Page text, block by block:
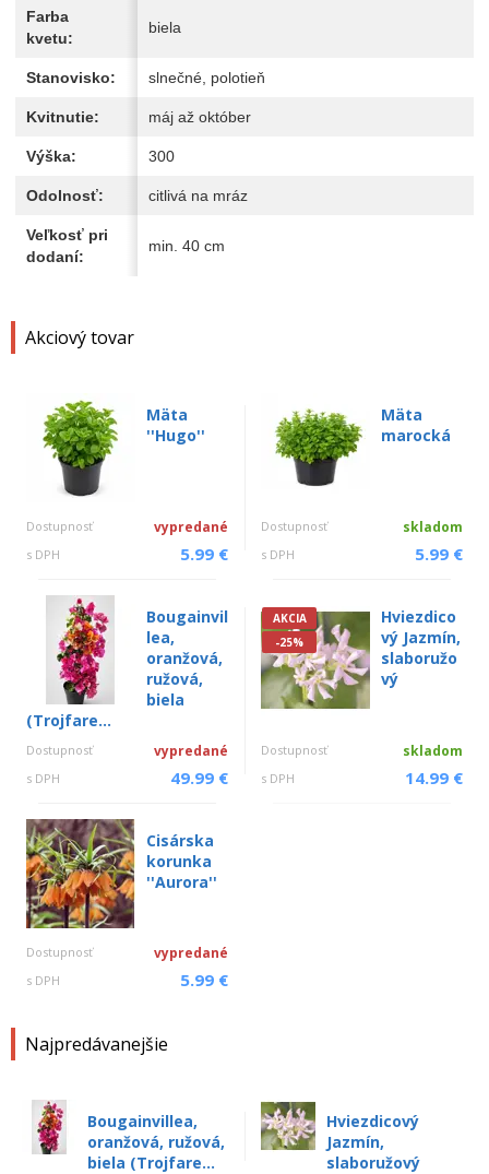
Akciový tovar
Mäta
''Hugo''
Dostupnosť vypredané
s DPH 5.99 €
Mäta
marocká
Dostupnosť skladom
s DPH 5.99 €
Bougainvil
lea,
oranžová,
ružová,
biela
(Trojfare...
Dostupnosť vypredané
s DPH 49.99 €
AKCIA
-25%
Hviezdico
vý Jazmín,
slaboružo
vý
Dostupnosť skladom
s DPH 14.99 €
Cisárska
korunka
''Aurora''
Dostupnosť vypredané
s DPH 5.99 €
Najpredávanejšie
Bougainvillea,
oranžová, ružová,
biela (Trojfare...
Hviezdicový
Jazmín,
slaboružový
Farba
kvetu:
biela
Stanovisko: slnečné, polotieň
Kvitnutie: máj až október
Výška: 300
Odolnosť: citlivá na mráz
Veľkosť pri
dodaní:
min. 40 cm